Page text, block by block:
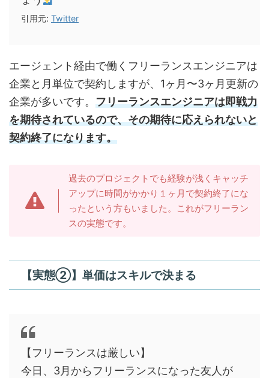
引用元: Twitter
エージェント経由で働くフリーランスエンジニアは
企業と月単位で契約しますが、1ヶ月〜3ヶ月更新の
企業が多いです。 フリーランスエンジニアは即戦力
を期待されているので、その期待に応えられないと
契約終了になります。
過去のプロジェクトでも経験が浅くキャッチ
アップに時間がかかり１ヶ月で契約終了にな
ったという方もいました。これがフリーラン
スの実態です。
【実態②】単価はスキルで決まる
【フリーランスは厳しい】
今日、3月からフリーランスになった友人が